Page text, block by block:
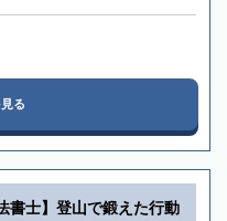
る
書士】登山で鍛えた行動